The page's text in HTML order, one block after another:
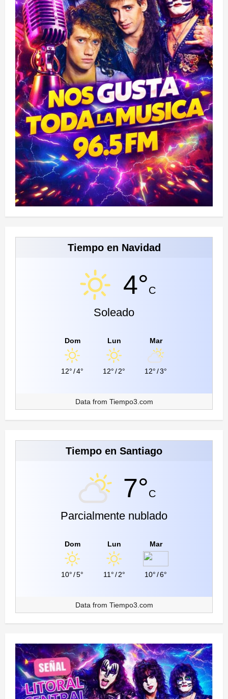
EXCONVENCIONAL
ELISA
LONCON
Tiempo en Navidad
4°C
Soleado
Dom
12°/4°
Lun
12°/2°
Mar
12°/3°
Data from Tiempo3.com
Tiempo en Santiago
7°C
Parcialmente nublado
Dom
10°/5°
Lun
11°/ 2°
Mar
10°/6°
Data from Tiempo3.com